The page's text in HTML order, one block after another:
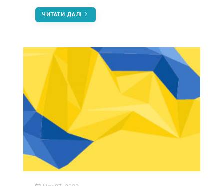
Новини
Додаткові зовнішні ефекти у дизайні сайтів від Інтер-
Нова послуга компанії Інтер-Біз – франшиза на
ЧИТАТИ ДАЛІ